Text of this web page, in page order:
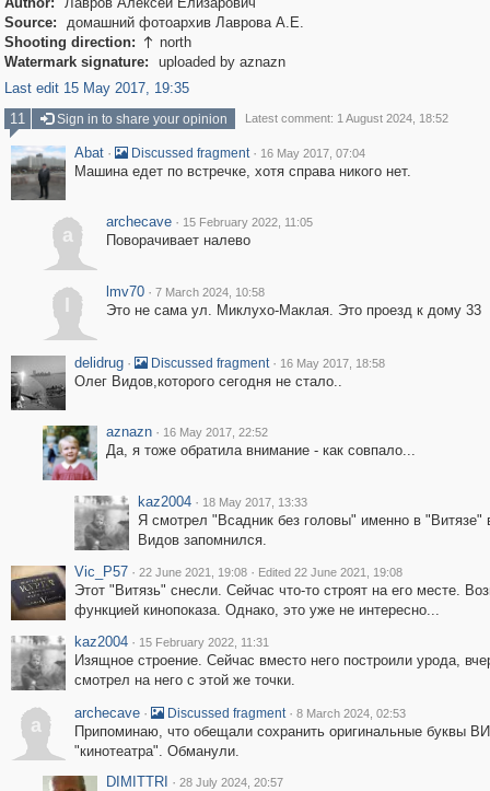
Source:
домашний фотоархив Лаврова А.Е.
Shooting direction:  north
Watermark signature:
uploaded by aznazn
Last edit 15 May 2017, 19:35
11
Sign in to share your opinion Latest comment: 1 August 2024, 18:52
Abat · Discussed fragment · 16 May 2017, 07:04
Машина едет по встречке, хотя справа никого нет.
a
archecave · 15 February 2022, 11:05
Поворачивает налево
lmv70 · 7 March 2024, 10:58
Это не сама ул. Миклухо-Маклая. Это проезд к дому 33
delidrug · Discussed fragment · 16 May 2017, 18:58
Олег Видов,которого сегодня не стало..
aznazn · 16 May 2017, 22:52
Да, я тоже обратила внимание - как совпало...
kaz2004 · 18 May 2017, 13:33
Я смотрел "Всадник без головы" именно в "Витязе"
Видов запомнился.
Vic_P57 · 22 June 2021, 19:08 · Edited 22 June 2021, 19:08
Этот "Витязь" снесли. Сейчас что-то строят на его месте.
функцией кинопоказа. Однако, это уже не интересно...
kaz2004 · 15 February 2022, 11:31
Изящное строение. Сейчас вместо него построили урода,
смотрел на него с этой же точки.
a
archecave · Discussed fragment · 8 March 2024, 02:53
Припоминаю, что обещали сохранить оригинальные буквы
"кинотеатра". Обманули.
DIMITTRI · 28 July 2024, 20:57